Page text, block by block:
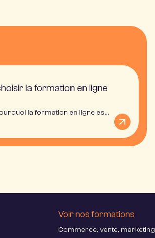
la formation en ligne
Découvrez pourquoi la formation en ligne est un bon moyen de vous reconvertir professionnellement ou d'acquérir de nouvelles compétences avec H3 Campus Online.
Voir nos formations
Commerce, vente, marketing